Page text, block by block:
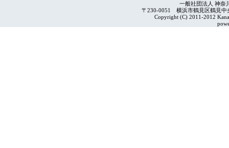
一般社団法人 神奈
〒230-0051 横浜市鶴見区鶴見
Copyright (C) 2011-2012